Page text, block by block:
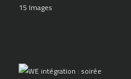
15 Images